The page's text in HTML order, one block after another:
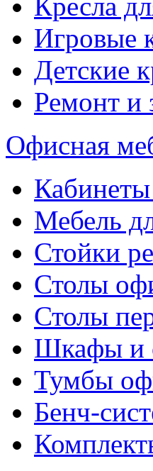
Игровые
Детские
Ремонт и
Офисная
Кабинеты
Мебель
Стойки
Столы
Столы
Шкафы и
Тумбы
Бенч-